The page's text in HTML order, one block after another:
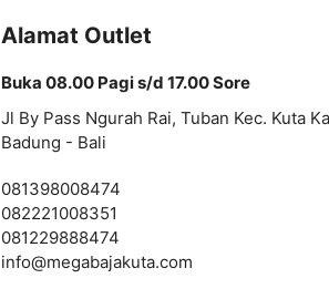
Alamat Outlet
Buka 08.00 Pagi s/d 17.00 Sore
Jl By Pass Ngurah Rai, Tuban Kec. Kuta
Badung - Bali
081398008474
082221008351
081229888474
info@megabajakuta.com